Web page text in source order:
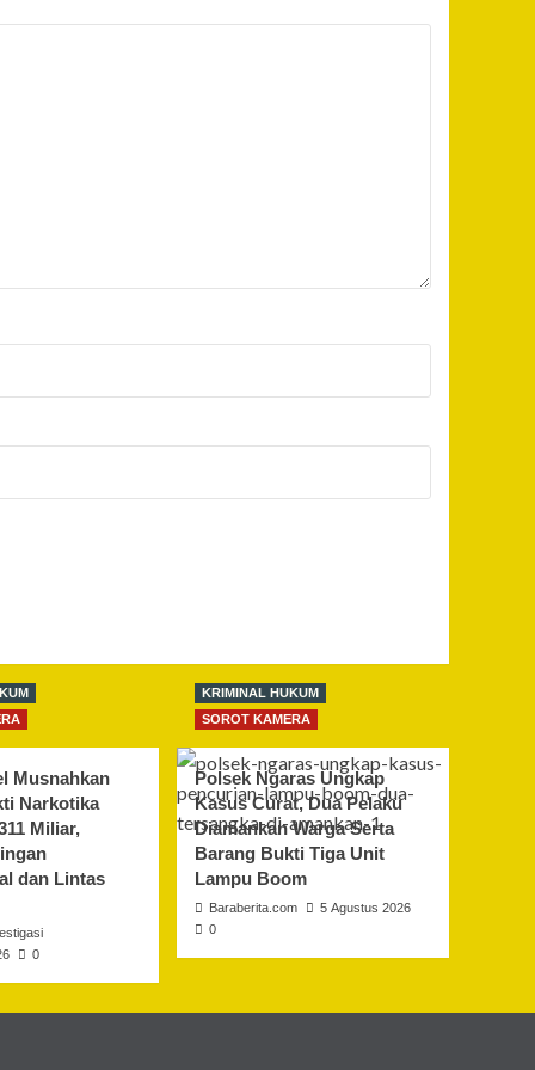
Musnahkan
Narkotika
Miliar,
dan Lintas
0
KRIMINAL HUKUM
SOROT KAMERA
Polsek Ngaras Ungkap
Kasus Curat, Dua Pelaku
Diamankan Warga Serta
Barang Bukti Tiga Unit
Lampu Boom
Baraberita.com
5 Agustus 2026
0